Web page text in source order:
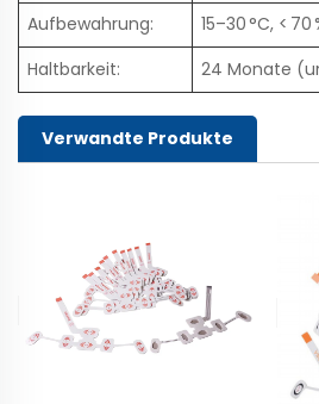
Aufbewahrung:
15–30 °C, <
Haltbarkeit:
24 Monate
Verwandte Produkte